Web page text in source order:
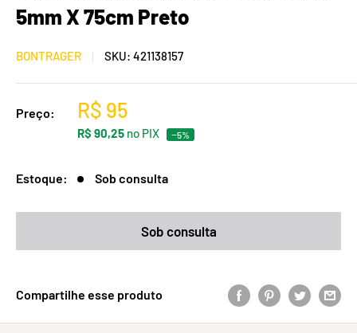
5mm X 75cm Preto
BONTRAGER SKU: 421138157
Preço: R$ 95
R$ 90,25 no PIX −5%
Estoque: Sob consulta
Sob consulta
Compartilhe esse produto